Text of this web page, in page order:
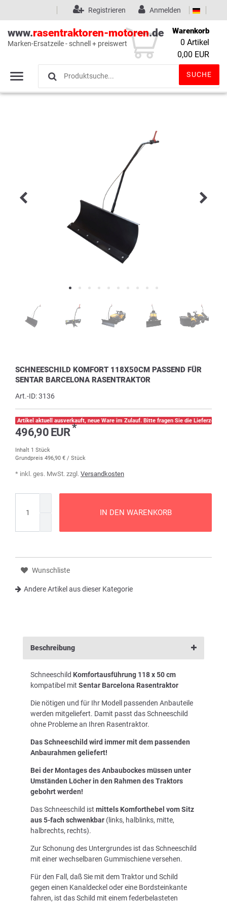
Wunschliste (0)
Anmelden
Registrieren
www.rasentraktoren-motoren.de
Marken-Ersatzeile - schnell + preiswert
SUCHE
Warenkorb
0 Artikel
0,00 EUR
SCHNEESCHILD KOMFORT 118X50CM PASSEND FÜR
SENTAR BARCELONA RASENTRAKTOR
Art.-ID:3136
Artikel aktuell ausverkauft, neue Ware im Zulauf. Bitte fragen Sie die Lieferzeit
496,90 EUR*
Inhalt 1 Stück
Grundpreis 496,90 € / Stück
* inkl. ges. MwSt. zzgl. Versandkosten
IN DEN WARENKORB
Wunschliste
Andere Artikel aus dieser Kategorie
Beschreibung
Schneeschild Komfortausführung 118 x 50 cm
kompatibel mit Sentar Barcelona Rasentraktor
Die nötigen und für Ihr Modell passenden Anbauteile
werden mitgeliefert. Damit passt das Schneeschild
ohne Probleme an Ihren Rasentraktor.
Das Schneeschild wird immer mit dem passenden
Anbaurahmen geliefert!
Bei der Montages des Anbaubockes müssen unter
Umständen Löcher in den Rahmen des Traktors
gebohrt werden!
Das Schneeschild ist mittels Komforthebel vom Sitz
aus 5-fach schwenkbar (links, halblinks, mitte,
halbrechts, rechts).
Zur Schonung des Untergrundes ist das Schneeschild
mit einer wechselbaren Gummischiene versehen.
Für den Fall, daß Sie mit dem Traktor und Schild
gegen einen Kanaldeckel oder eine Bordsteinkante
fahren, ist das Schild mit einem federbelasteten